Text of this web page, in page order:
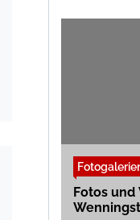
Fotos und